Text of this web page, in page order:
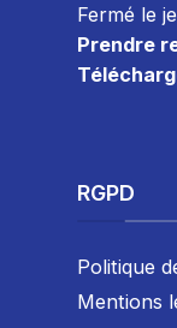
Fermé le
Prendre
RGPD
Politique
Mentions